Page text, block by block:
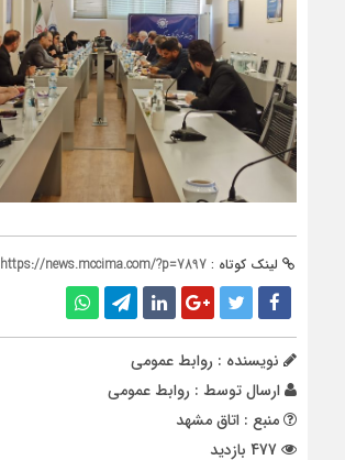
لینک کوتاه : https://news.mccima.com/?p=7897
نویسنده : روابط عمومی
ارسال توسط : روابط عمومی
منبع : اتاق مشهد